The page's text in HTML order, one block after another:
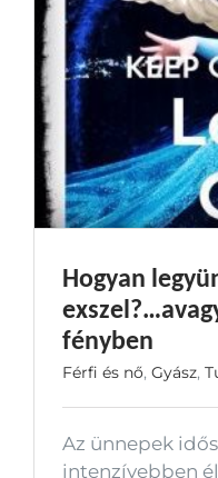
Hogyan
fényben
Férfi és nő, Gyász,
Az ünnepek
intenzívebben